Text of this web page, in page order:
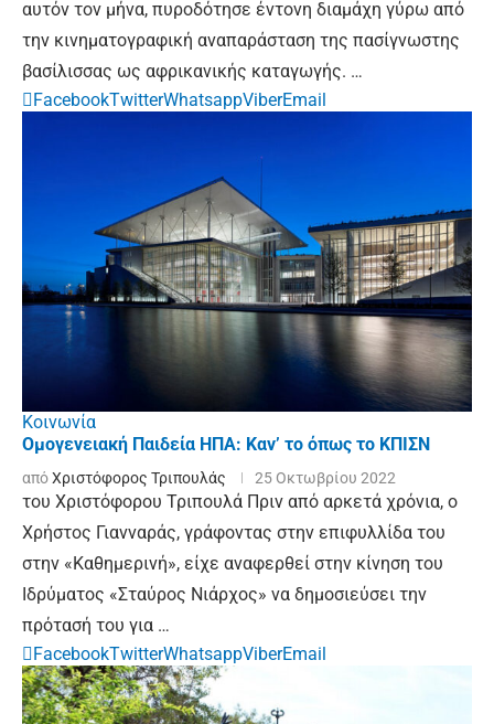
αυτόν τον μήνα, πυροδότησε έντονη διαμάχη γύρω από
την κινηματογραφική αναπαράσταση της πασίγνωστης
βασίλισσας ως αφρικανικής καταγωγής. …
FacebookTwitterWhatsappViberEmail
Κοινωνία
Ομογενειακή Παιδεία ΗΠΑ: Καν’ το όπως το ΚΠΙΣΝ
απόΧριστόφορος Τριπουλάς 25 Οκτωβρίου 2022
του Χριστόφορου Τριπουλά Πριν από αρκετά χρόνια, ο
Χρήστος Γιανναράς, γράφοντας στην επιφυλλίδα του
στην «Καθημερινή», είχε αναφερθεί στην κίνηση του
Ιδρύματος «Σταύρος Νιάρχος» να δημοσιεύσει την
πρότασή του για …
FacebookTwitterWhatsappViberEmail